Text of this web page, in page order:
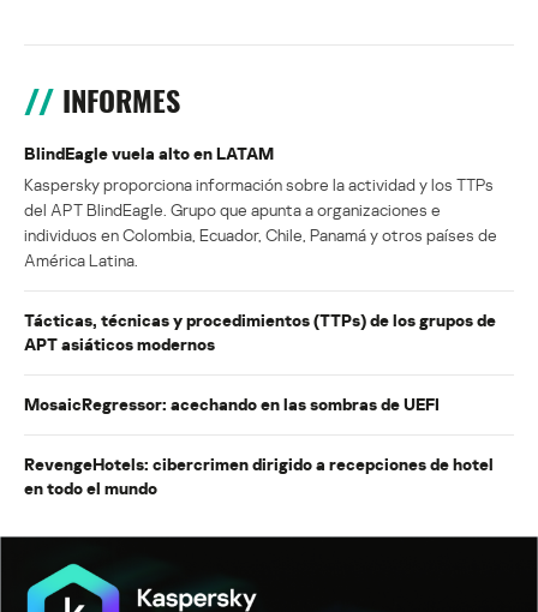
INFORMES
BlindEagle vuela alto en LATAM
Kaspersky proporciona información sobre la actividad y los TTPs
del APT BlindEagle. Grupo que apunta a organizaciones e
individuos en Colombia, Ecuador, Chile, Panamá y otros países de
América Latina.
Tácticas, técnicas y procedimientos (TTPs) de los grupos de
APT asiáticos modernos
MosaicRegressor: acechando en las sombras de UEFI
RevengeHotels: cibercrimen dirigido a recepciones de hotel
en todo el mundo